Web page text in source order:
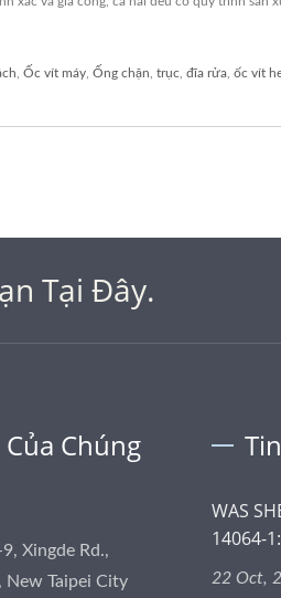
Ốc vít máy Ống chặn trục đĩa rửa ốc vít
Tại Đây.
Chúng
Xingde Rd.,
New Taipei City
WAS
14064-
22 Oct,